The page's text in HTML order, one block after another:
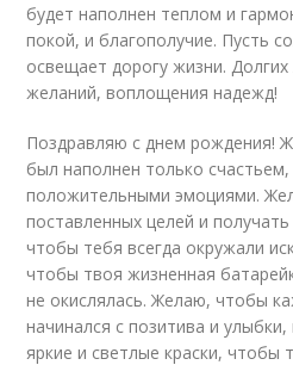
будет наполнен теплом и
покой, и благополучие. Пусть
освещает дорогу жизни.
желаний, воплощения надежд!
Поздравляю с днем рождения!
был наполнен только
положительными эмоциями.
поставленных целей и
чтобы тебя всегда окружали
чтобы твоя жизненная
не окислялась. Желаю, чтобы
начинался с позитива и
яркие и светлые краски, чтобы